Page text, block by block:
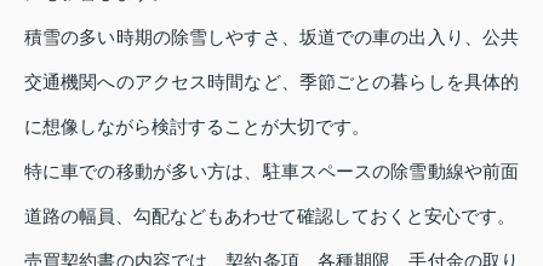
積雪の多い時期の除雪しやすさ、坂道での車の出入り、公共
交通機関へのアクセス時間など、季節ごとの暮らしを具体的
に想像しながら検討することが大切です。
特に車での移動が多い方は、駐車スペースの除雪動線や前面
道路の幅員、勾配などもあわせて確認しておくと安心です。
売買契約書の内容では、契約条項、各種期限、手付金の取り